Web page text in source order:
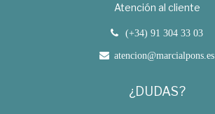
Atención al cliente
(+34) 91 304 33 03
atencion@marcialpons.es
¿DUDAS?